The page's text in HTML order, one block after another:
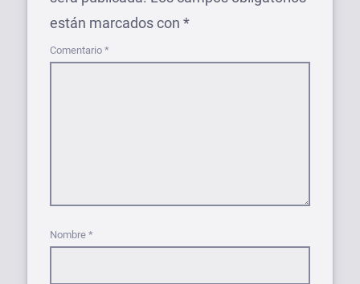
están marcados con *
Comentario *
Nombre *